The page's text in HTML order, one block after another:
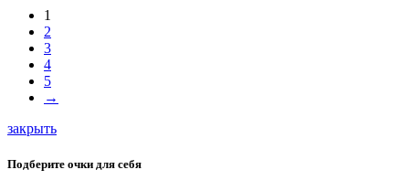
1
2
3
4
5
→
закрыть
Подберите очки для себя